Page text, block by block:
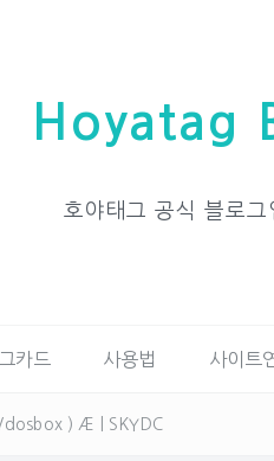
Hoyatag
호야태그 공식 블로그
카드 사용법 사이트
/dosbox ) Æ | SKYDC